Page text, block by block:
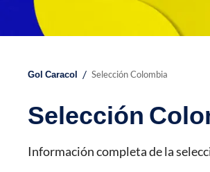
Gol Caracol / Selección Colombia
Selección
Información completa de la